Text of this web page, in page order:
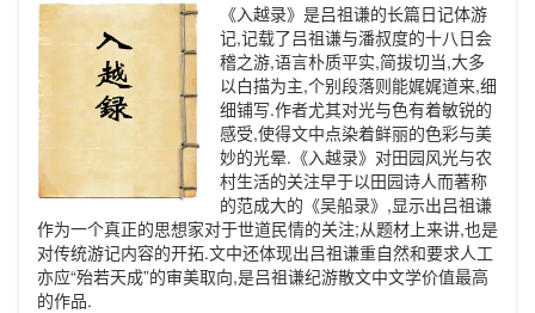
《入越录》是吕祖谦的长篇日记体游
记,记载了吕祖谦与潘叔度的十八日会
稽之游,语言朴质平实,简拔切当,大多
以白描为主,个别段落则能娓娓道来,细
细铺写.作者尤其对光与色有着敏锐的
感受,使得文中点染着鲜丽的色彩与美
妙的光晕.《入越录》对田园风光与农
村生活的关注早于以田园诗人而著称
的范成大的《吴船录》,显示出吕祖谦
作为一个真正的思想家对于世道民情的关注;从题材上来讲,也是
对传统游记内容的开拓.文中还体现出吕祖谦重自然和要求人工
亦应“殆若天成”的审美取向,是吕祖谦纪游散文中文学价值最高
的作品.